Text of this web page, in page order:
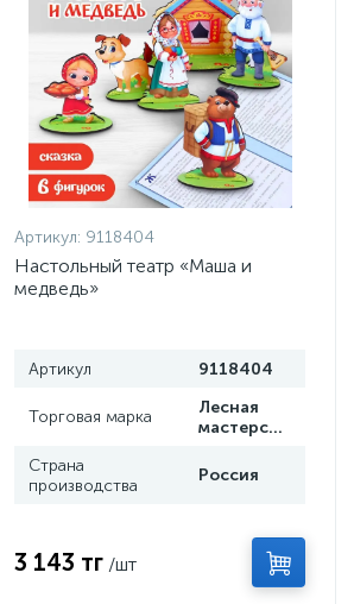
Артикул: 9118404
Настольный театр «Маша и
медведь»
Артикул 9118404
Торговая марка
Лесная
мастерская
Страна
производства
Россия
3 143 тг /шт